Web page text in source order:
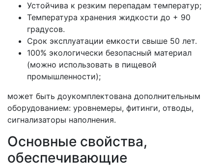
Устойчива к резким перепадам температур;
Температура хранения жидкости до + 90
градусов.
Срок эксплуатации емкости свыше 50 лет.
100% экологически безопасный материал
(можно использовать в пищевой
промышленности);
может быть доукомплектована дополнительным
оборудованием: уровнемеры, фитинги, отводы,
сигнализаторы наполнения.
Основные свойства,
обеспечивающие